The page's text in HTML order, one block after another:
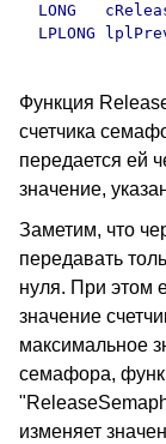
LONG
LPLONG
Функция
счетчика
передается ей
значение,
Заметим, что
передавать
нуля. При этом
значение
максимальное
семафора,
изменяет